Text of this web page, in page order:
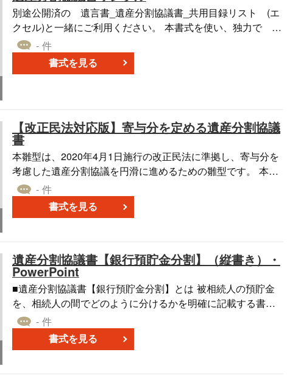
別途公開済の 遺言書_遺産分割協議書_共用目録リスト (エ
クセル)と一緒にご利用ください。 本書式を使い、独力で 遺
産分割協議、準確定申告、相続税申告、相続登記 を完了出
来ました。
- 件
書式を見る
【改正民法対応版】寄与分を定める遺産分割協議
書
本雛型は、2020年4月1日施行の改正民法に準拠し、寄与分を
考慮した遺産分割協議を円滑に進めるための雛型です。 本雛
型は、相続人の特別な寄与を適切に評価し、公平な遺産分割
を実現することを目的としています。 遺産の範囲、評価額、
具体的相続分、分割方法など、必要な要素を網羅しつつ、諸
与分の適切な評価と反映による公平な遺産分割の実現、相続
人間の合意形成プロセスの円滑化、そして将来的な紛争リス
クの軽減の一助となれば幸いです。 適宜ご編集の上でご利用
いただければと存じます。2020年4月1日施行の改正民法対応
版です。 〔条文タイトル〕 第1条（寄与分の認定） 第2条
（遺産の範囲及び評価額） 第3条（具体的相続分） 第4条（遺
産の分割方法） 第5条（諸手続） 第6条（協力義務） 第7条
- 件
書式を見る
遺産分割協議書【銀行預貯金分割】（縦書き）・
PowerPoint
■遺産分割協議書【銀行預貯金分割】とは 被相続人の預貯金
を、相続人の間でどのように分けるかを明確に記載する書式
です。銀行名、支店名、口座番号などを特定し、誰がどの預
金をどの割合で取得するかを明示する点が特徴です。 ■利用
するシーン ・被相続人の預貯金口座を解約・払戻しする際、
- 件
書式を見る